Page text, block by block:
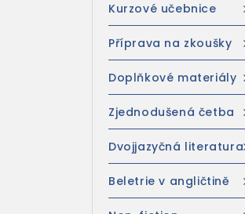
Kurzové učebnice
Příprava na zkoušky
Doplňkové materiály
Zjednodušená četba
Dvojjazyčná literatura
Beletrie v angličtině